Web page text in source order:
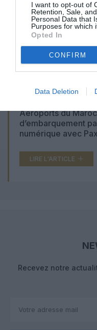
I want to opt-out of
Retention, Sale,
Personal Data that
Purposes for which
Opted In
CONFIRM
Data Deletion
Aéroports du
d’embarquement
numérique avec
LIRE L'ARTICLE
Recevez notre